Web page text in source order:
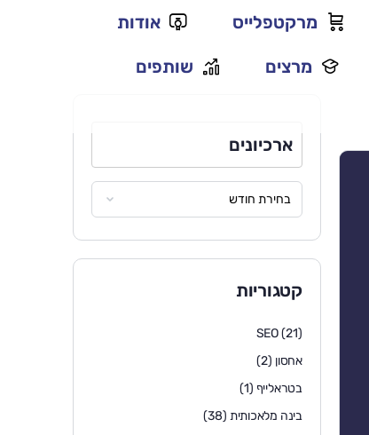
מרקטפלייס אודות
מרצים שותפים
ארכיונים
קטגוריות
SEO(21)
אחסון (2)
בטראלייף (1)
בינה מלאכותית (38)